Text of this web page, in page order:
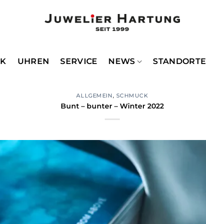
UHREN SERVICE NEWS STANDORTE
ALLGEMEIN, SCHMUCK
Bunt – bunter – Winter 2022